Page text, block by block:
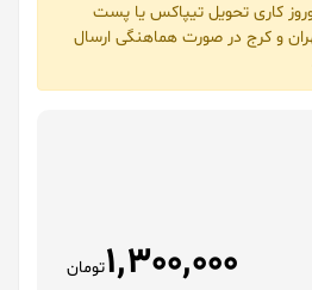
کاری تحویل تیپاکس یا پست
و کرج در صورت هماهنگی ارسال
1,300,000تومان